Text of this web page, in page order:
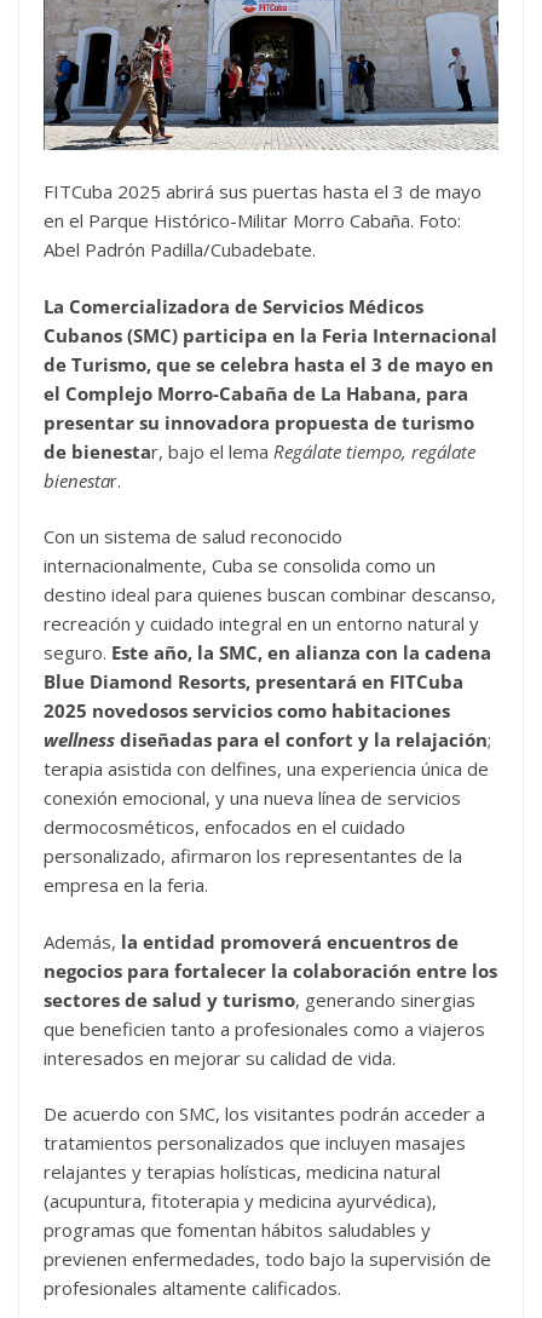
FITCuba 2025 abrirá sus puertas hasta el 3 de mayo
en el Parque Histórico-Militar Morro Cabaña. Foto:
Abel Padrón Padilla/Cubadebate.
La Comercializadora de Servicios Médicos
Cubanos (SMC) participa en la Feria Internacional
de Turismo, que se celebra hasta el 3 de mayo en
el Complejo Morro-Cabaña de La Habana, para
presentar su innovadora propuesta de turismo
de bienestar, bajo el lema Regálate tiempo, regálate
bienestar.
Con un sistema de salud reconocido
internacionalmente, Cuba se consolida como un
destino ideal para quienes buscan combinar descanso,
recreación y cuidado integral en un entorno natural y
seguro. Este año, la SMC, en alianza con la cadena
Blue Diamond Resorts, presentará en FITCuba
2025 novedosos servicios como habitaciones
wellness diseñadas para el confort y la relajación;
terapia asistida con delfines, una experiencia única de
conexión emocional, y una nueva línea de servicios
dermocosméticos, enfocados en el cuidado
personalizado, afirmaron los representantes de la
empresa en la feria.
Además, la entidad promoverá encuentros de
negocios para fortalecer la colaboración entre los
sectores de salud y turismo, generando sinergias
que beneficien tanto a profesionales como a viajeros
interesados en mejorar su calidad de vida.
De acuerdo con SMC, los visitantes podrán acceder a
tratamientos personalizados que incluyen masajes
relajantes y terapias holísticas, medicina natural
(acupuntura, fitoterapia y medicina ayurvédica),
programas que fomentan hábitos saludables y
previenen enfermedades, todo bajo la supervisión de
profesionales altamente calificados.